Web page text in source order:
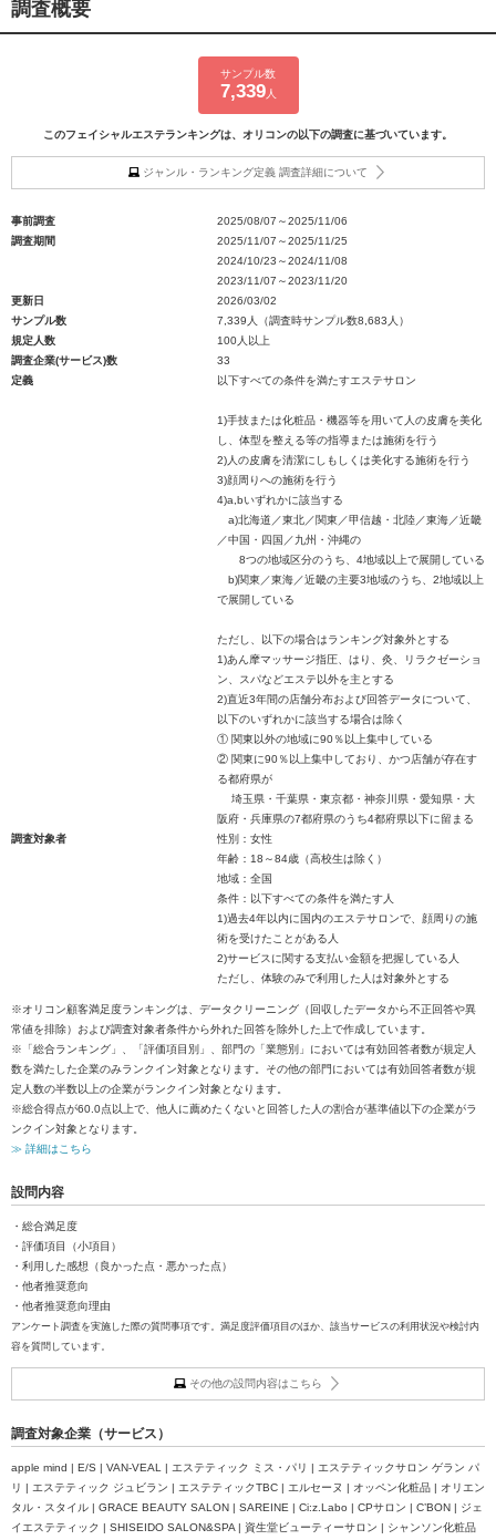
調査概要
サンプル数
7,339人
このフェイシャルエステランキングは、オリコンの以下の調査に基づいています。
ジャンル・ランキング定義 調査詳細について
事前調査
2025/08/07～2025/11/06
調査期間
2025/11/07～2025/11/25
2024/10/23～2024/11/08
2023/11/07～2023/11/20
更新日
2026/03/02
サンプル数
7,339人（調査時サンプル数8,683人）
規定人数
100人以上
調査企業(サービス)数
33
定義
以下すべての条件を満たすエステサロン
1)手技または化粧品・機器等を用いて人の皮膚を美化
し、体型を整える等の指導または施術を行う
2)人の皮膚を清潔にしもしくは美化する施術を行う
3)顔周りへの施術を行う
4)a,bいずれかに該当する
a)北海道／東北／関東／甲信越・北陸／東海／近畿
／中国・四国／九州・沖縄の
8つの地域区分のうち、4地域以上で展開している
b)関東／東海／近畿の主要3地域のうち、2地域以上
で展開している
ただし、以下の場合はランキング対象外とする
1)あん摩マッサージ指圧、はり、灸、リラクゼーショ
ン、スパなどエステ以外を主とする
2)直近3年間の店舗分布および回答データについて、
以下のいずれかに該当する場合は除く
① 関東以外の地域に90％以上集中している
② 関東に90％以上集中しており、かつ店舗が存在す
る都府県が
埼玉県・千葉県・東京都・神奈川県・愛知県・大
阪府・兵庫県の7都府県のうち4都府県以下に留まる
調査対象者
性別：女性
年齢：18～84歳（高校生は除く）
地域：全国
条件：以下すべての条件を満たす人
1)過去4年以内に国内のエステサロンで、顔周りの施
術を受けたことがある人
2)サービスに関する支払い金額を把握している人
ただし、体験のみで利用した人は対象外とする
※オリコン顧客満足度ランキングは、データクリーニング（回収したデータから不正回答や異
常値を排除）および調査対象者条件から外れた回答を除外した上で作成しています。
※「総合ランキング」、「評価項目別」、部門の「業態別」においては有効回答者数が規定人
数を満たした企業のみランクイン対象となります。その他の部門においては有効回答者数が規
定人数の半数以上の企業がランクイン対象となります。
※総合得点が60.0点以上で、他人に薦めたくないと回答した人の割合が基準値以下の企業がラ
ンクイン対象となります。
≫ 詳細はこちら
設問内容
・総合満足度
・評価項目（小項目）
・利用した感想（良かった点・悪かった点）
・他者推奨意向
・他者推奨意向理由
アンケート調査を実施した際の質問事項です。満足度評価項目のほか、該当サービスの利用状況や検討内
容を質問しています。
その他の設問内容はこちら
調査対象企業（サービス）
apple mind | E/S | VAN-VEAL | エステティック ミス・パリ | エステティックサロン ゲラン パ
リ | エステティック ジュビラン | エステティックTBC | エルセーヌ | オッペン化粧品 | オリエン
タル・スタイル | GRACE BEAUTY SALON | SAREINE | Ci:z.Labo | CPサロン | C’BON | ジェ
イエステティック | SHISEIDO SALON&SPA | 資生堂ビューティーサロン | シャンソン化粧品